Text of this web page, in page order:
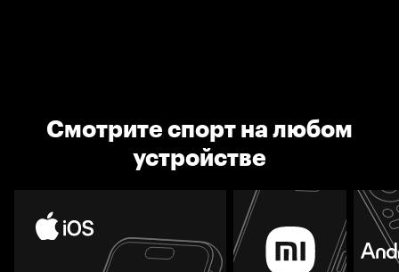
Смотрите спорт на любом
устройстве